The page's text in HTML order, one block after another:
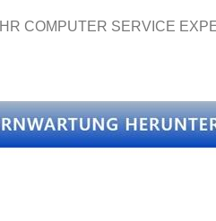
IHR COMPUTER SERVICE